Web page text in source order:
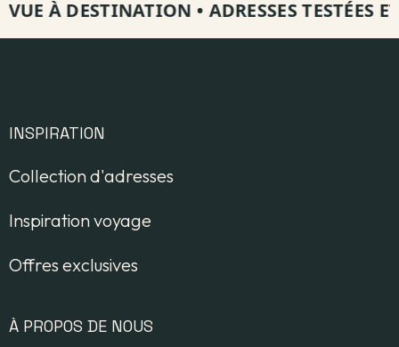
À DESTINATION• ADRESSES TESTÉES ET
INSPIRATION
Collection d'adresses
Inspiration voyage
Offres exclusives
À PROPOS DE NOUS